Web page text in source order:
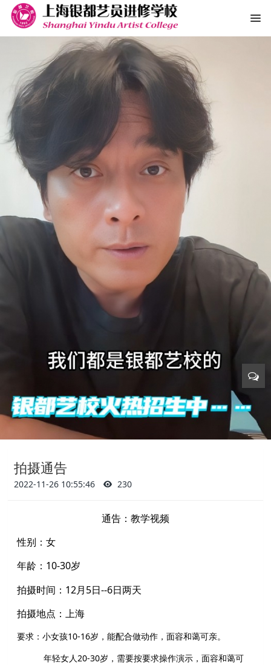
拍摄通告
2022-11-26 10:55:46 230
通告：教学视频
性别：女
年龄：10-30岁
拍摄时间：12月5日--6日两天
拍摄地点：上海
要求：小女孩10-16岁，能配合做动作，面容和蔼可亲。
年轻女人20-30岁，需要按要求操作演示，面容和蔼可